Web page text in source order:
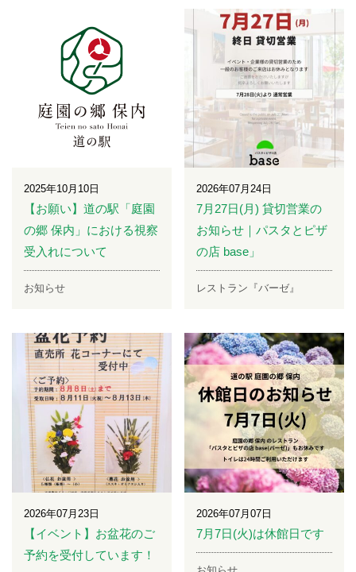
2025年10月10日
【お願い】道の駅「庭園
の郷 保内」における視察
受入れについて
お知らせ
2026年07月24日
7月27日(月) 貸切営業の
お知らせ｜パスタとピザ
の店 base」
レストラン『バーゼ』
2026年07月23日
【イベント】お盆花のご
予約を受付しています！
2026年07月07日
7月7日(火)は休館日です